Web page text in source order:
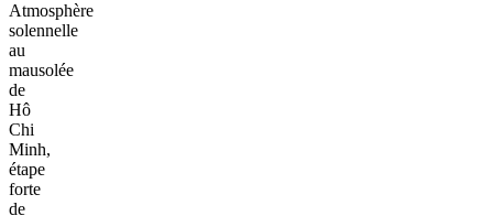
Atmosphère
solennelle
au
mausolée
de
Hô
Chi
Minh,
étape
forte
de